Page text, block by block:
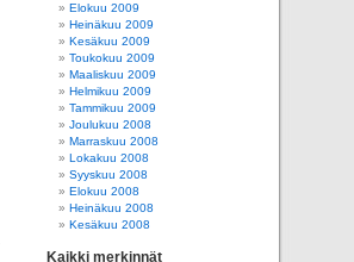
Elokuu 2009
Heinäkuu 2009
Kesäkuu 2009
Toukokuu 2009
Maaliskuu 2009
Helmikuu 2009
Tammikuu 2009
Joulukuu 2008
Marraskuu 2008
Lokakuu 2008
Syyskuu 2008
Elokuu 2008
Heinäkuu 2008
Kesäkuu 2008
Kaikki merkinnät